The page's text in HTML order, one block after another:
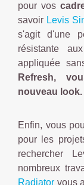
pour vos
savoir Levis
s'agit d'une
résistante
appliquée
Refresh,
nouveau look.
Enfin, vous
pour les
rechercher
nombreux
Radiator vous